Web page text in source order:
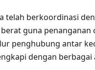
telah berkoordinasi
guna penanganan
penghubung antar
dengan